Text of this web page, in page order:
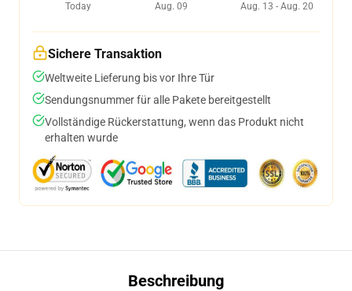
Today
Aug. 09
Aug. 13 - Aug. 20
Sichere Transaktion
Weltweite Lieferung bis vor Ihre Tür
Sendungsnummer für alle Pakete bereitgestellt
Vollständige Rückerstattung, wenn das Produkt nicht
erhalten wurde
Beschreibung